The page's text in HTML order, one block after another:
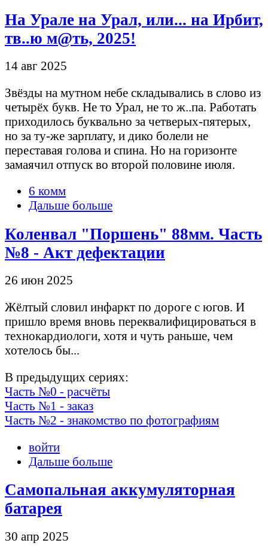
На Урале на Урал, или... на Ирбит,
тв..ю м@ть, 2025!
14 авг 2025
Звёзды на мутном небе складывались в слово из
четырёх букв. Не то Урал, не то ж..па. Работать
приходилось буквально за четверых-пятерых,
но за ту-же зарплату, и дико болели не
переставая голова и спина. Но на горизонте
замаячил отпуск во второй половине июля.
6 комм
Дальше больше
Коленвал "Поршень" 88мм. Часть
№8 - Акт дефектации
26 июн 2025
Жёлтый словил инфаркт по дороге с югов. И
пришло время вновь переквалифицироваться в
технокардиологи, хотя и чуть раньше, чем
хотелось бы...
В предыдущих сериях:
Часть №0 - расчёты
Часть №1 - заказ
Часть №2 - знакомство по фотографиям
войти
Дальше больше
Самопальная аккумуляторная
батарея
30 апр 2025